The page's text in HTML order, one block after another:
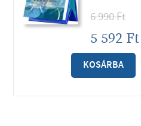
6 990Ft
5 592 Ft
KOSÁRBA